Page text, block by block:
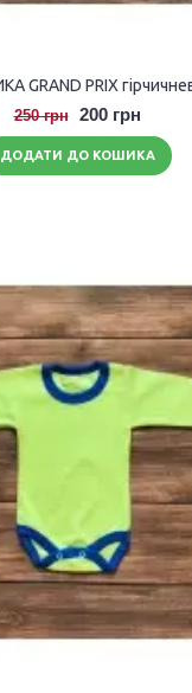
250 грн 200 грн
ДОДАТИ ДО КОШИКА